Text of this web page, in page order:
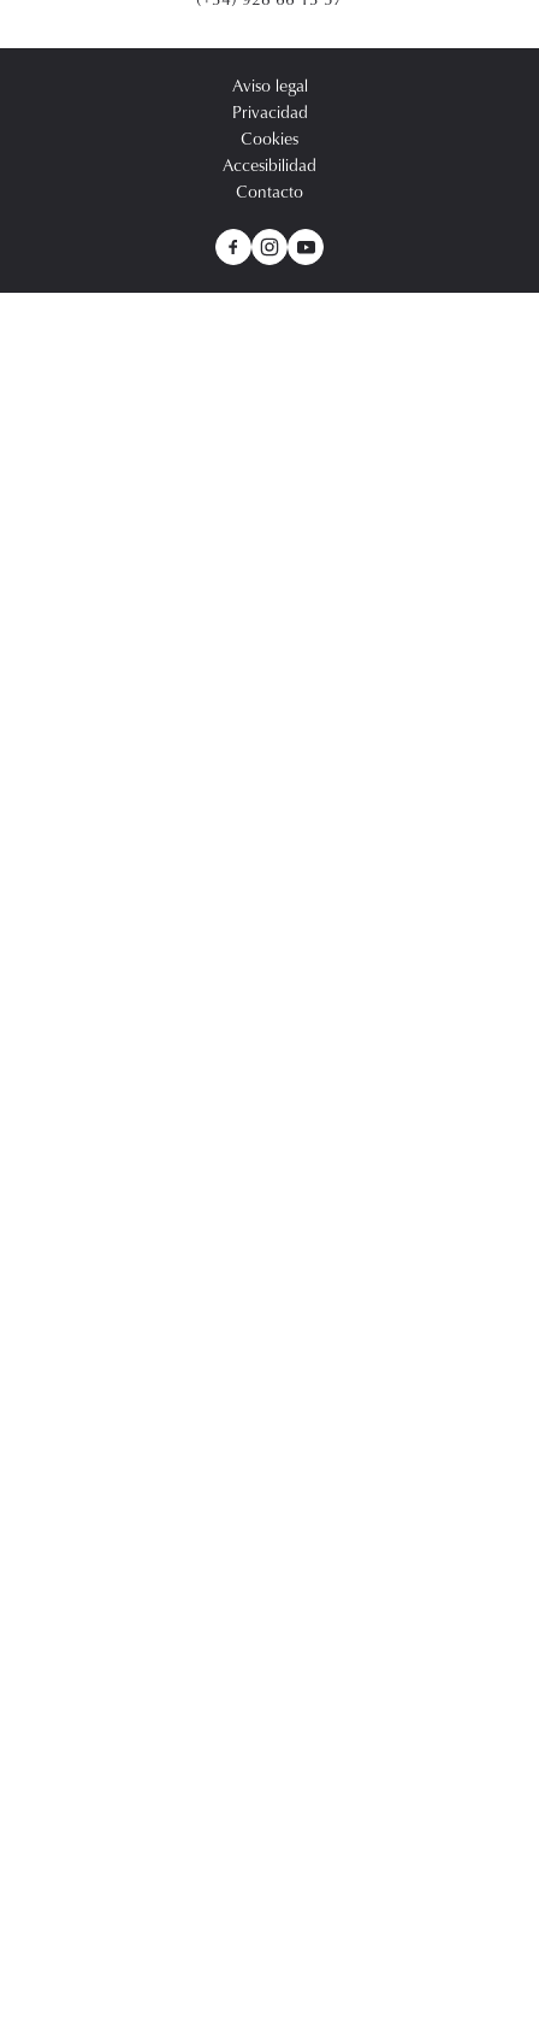
Aviso legal
Privacidad
Cookies
Accesibilidad
Contacto